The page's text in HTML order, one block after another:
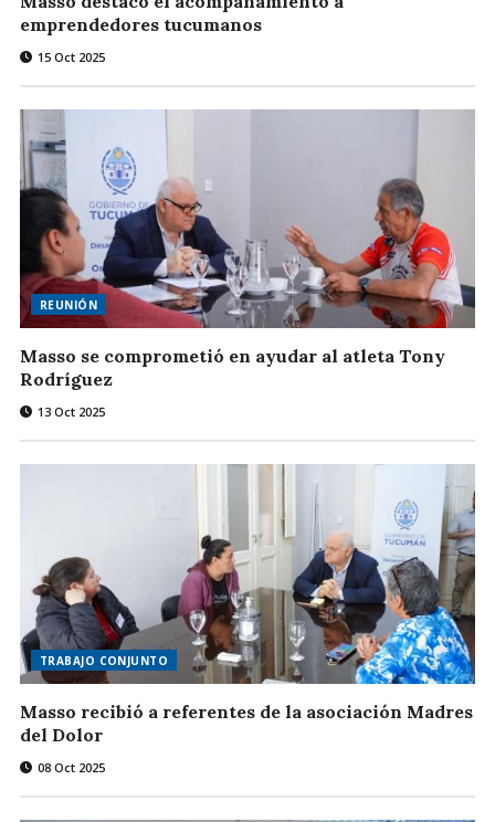
emprendedores tucumanos
15 Oct 2025
REUNIÓN
Masso se comprometió en ayudar al atleta Tony
Rodríguez
13 Oct 2025
TRABAJO CONJUNTO
Masso recibió a referentes de la asociación Madres
del Dolor
08 Oct 2025